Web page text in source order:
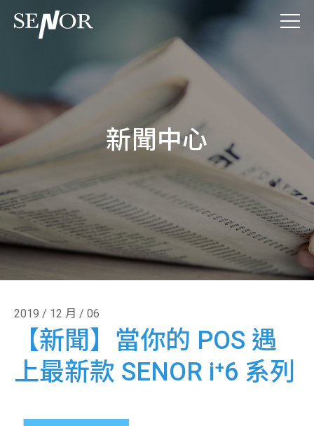
新聞中心
2019 / 12 月 / 06
【新聞】當你的 POS 遇
上最新款 SENOR i⁺6 系列